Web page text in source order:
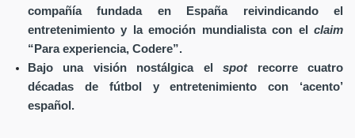
compañía fundada en España reivindicando el
entretenimiento y la emoción mundialista con el claim
“Para experiencia, Codere”.
Bajo una visión nostálgica elspotrecorre cuatro
décadas de fútbol y entretenimiento con ‘acento’
español.